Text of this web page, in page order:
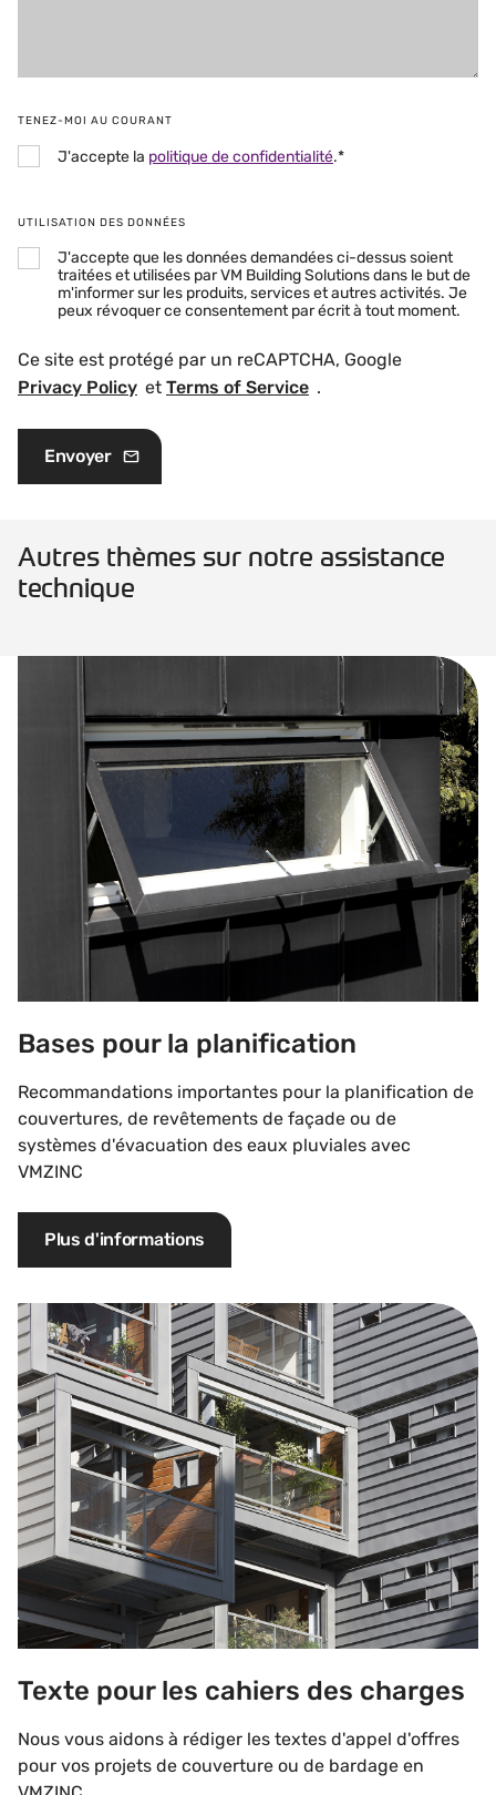
TENEZ-MOI AU COURANT
J'accepte la politique de confidentialité.*
UTILISATION DES DONNÉES
J'accepte que les données demandées ci-dessus soient
traitées et utilisées par VM Building Solutions dans le but de
m'informer sur les produits, services et autres activités. Je
peux révoquer ce consentement par écrit à tout moment.
Ce site est protégé par un reCAPTCHA, Google
Privacy Policy et Terms of Service .
Autres thèmes sur notre assistance
technique
Bases pour la planification
Bases pour la planification
Recommandations importantes pour la planification de
couvertures, de revêtements de façade ou de
systèmes d'évacuation des eaux pluviales avec
VMZINC
Plus d'informations
Texte pour les cahiers des charges
Texte pour les cahiers des charges
Nous vous aidons à rédiger les textes d'appel d'offres
pour vos projets de couverture ou de bardage en